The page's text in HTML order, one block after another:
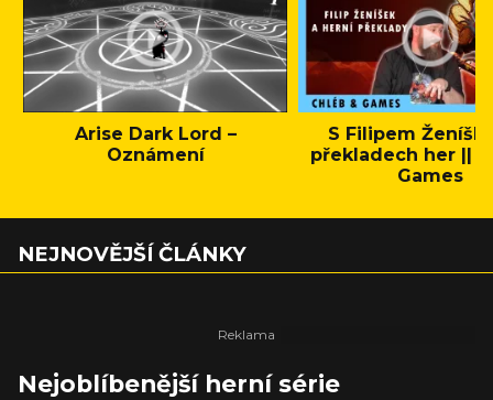
Arise Dark Lord –
Oznámení
S Filipem
překladech her ||
Games
NEJNOVĚJŠÍ ČLÁNKY
Nejoblíbenější herní série